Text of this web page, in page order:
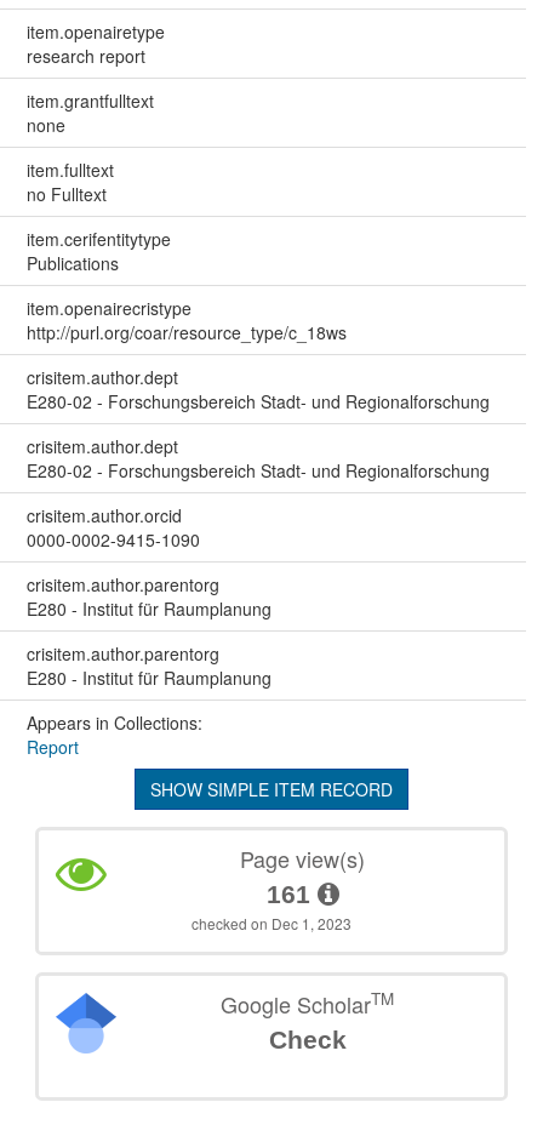
item.openairetype
research report
item.grantfulltext
none
item.fulltext
no Fulltext
item.cerifentitytype
Publications
item.openairecristype
http://purl.org/coar/resource_type/c_18ws
crisitem.author.dept
E280-02 - Forschungsbereich Stadt- und Regionalforschung
crisitem.author.dept
E280-02 - Forschungsbereich Stadt- und Regionalforschung
crisitem.author.orcid
0000-0002-9415-1090
crisitem.author.parentorg
E280 - Institut für Raumplanung
crisitem.author.parentorg
E280 - Institut für Raumplanung
Appears in Collections:
Report
SHOW SIMPLE ITEM RECORD
Page view(s)
161
checked on Dec 1, 2023
Google ScholarTM
Check